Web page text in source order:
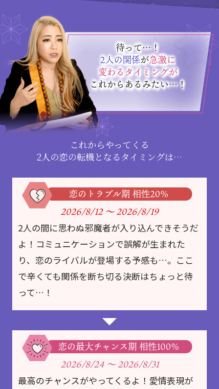
待って…！
2人の関係が急激に
変わるタイミングが
これからあるみたい…！
これからやってくる
2人の恋の転機となるタイミングは…
恋のトラブル期 相性20%
2026/8/12 ～2026/8/19
2人の間に思わぬ邪魔者が入り込んできそうだ
よ！コミュニケーションで誤解が生まれた
り、恋のライバルが登場する予感も…。ここ
で辛くても関係を断ち切る決断はちょっと待
って…！
恋の最大チャンス期 相性100%
2026/8/24 ～ 2026/8/31
最高のチャンスがやってくるよ！愛情表現が